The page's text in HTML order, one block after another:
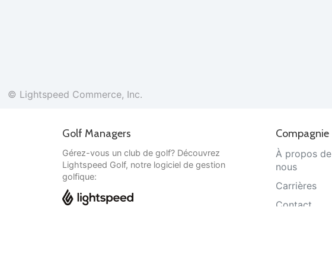
© Lightspeed Commerce, Inc.
Golf Managers
Gérez-vous un club de golf? Découvrez
Lightspeed Golf, notre logiciel de gestion
golfique:
Compagnie
À propos de
nous
Carrières
Contact